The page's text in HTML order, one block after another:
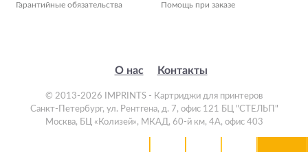
Гарантийные обязательства
Помощь при заказе
О нас Контакты
© 2013-2026 IMPRINTS - Картриджи для принтеров
Санкт-Петербург, ул. Рентгена, д. 7, офис 121 БЦ "СТЕЛЬП"
Москва, БЦ «Колизей», МКАД, 60-й км, 4А, офис 403